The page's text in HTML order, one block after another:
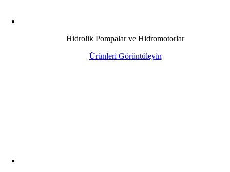
Hidrolik Pompalar ve Hidromotorlar
Ürünleri Görüntüleyin